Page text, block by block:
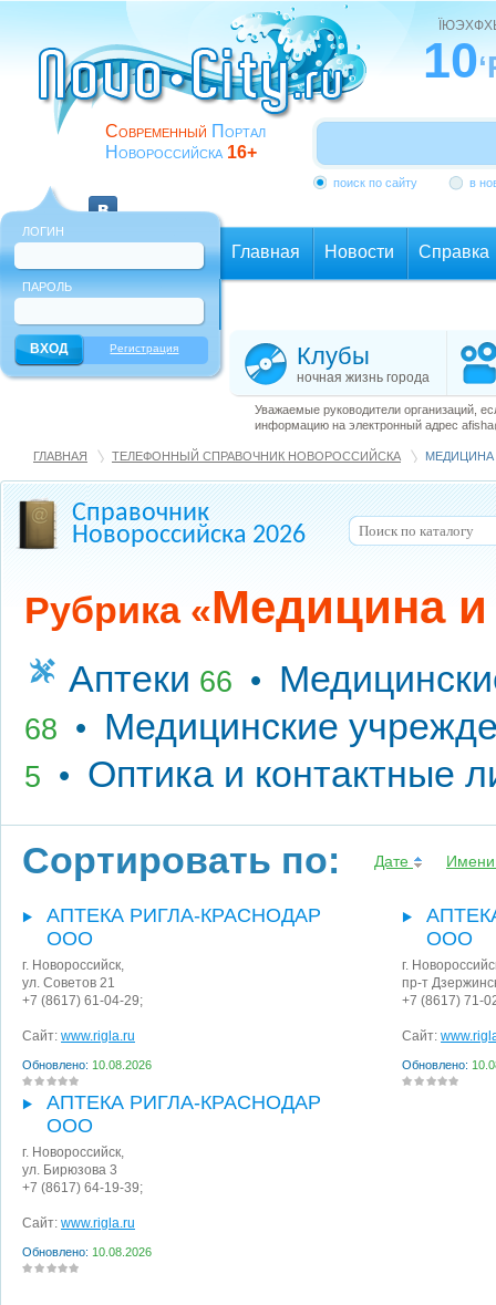
Современный Портал
Новороссийска 16+
10
поиск по сайту в
ЛОГИН
ПАРОЛЬ
Регистрация
Главная Новости Справка
Клубы
ночная жизнь города
Уважаемые руководители организаций,
информацию на электронный адрес
ГЛАВНАЯ ТЕЛЕФОННЫЙ СПРАВОЧНИК НОВОРОССИЙСКА МЕДИЦИНА
Справочник
Новороссийска 2026
Рубрика «Медицина
Аптеки 66 •
68 • Медицинские
5 • Оптика и контактные
Сортировать по: Дате
АПТЕКА РИГЛА-КРАСНОДАР
ООО
г. Новороссийск,
ул. Советов 21
+7 (8617) 61-04-29;
Сайт: www.rigla.ru
Обновлено: 10.08.2026
ООО
г.
пр-т
+7 (8617) 71-
Сайт:
Обновлено:
АПТЕКА РИГЛА-КРАСНОДАР
ООО
г. Новороссийск,
ул. Бирюзова 3
+7 (8617) 64-19-39;
Сайт: www.rigla.ru
Обновлено: 10.08.2026